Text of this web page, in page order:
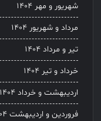
شهریور و مهر ۱۴۰۴
مرداد و شهریور ۱۴۰۴
تیر و مرداد ۱۴۰۴
خرداد و تیر ۱۴۰۴
اردیبهشت و خرداد ۱۴۰۴
فروردین و اردیبهشت ۱۴۰۴